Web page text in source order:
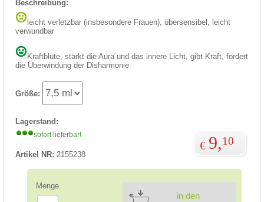
Beschreibung:
leicht verletzbar (insbesondere Frauen), übersensibel, leicht
verwundbar
Kraftblüte, stärkt die Aura und das innere Licht, gibt Kraft, fördert
die Überwindung der Disharmonie
Größe:
Lagerstand:
sofort lieferbar!
Artikel NR: 2155238
€ 9,10
Menge
in den